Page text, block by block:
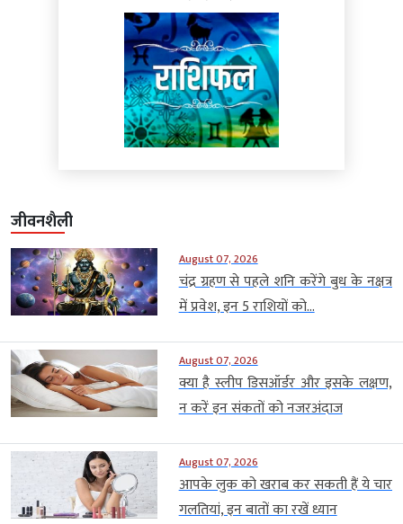
जीवनशैली
August 07, 2026
चंद्र ग्रहण से पहले शनि करेंगे बुध के नक्षत्र
में प्रवेश, इन 5 राशियों को...
August 07, 2026
क्या है स्लीप डिसऑर्डर और इसके लक्षण,
न करें इन संकतों को नजरअंदाज
August 07, 2026
आपके लुक को खराब कर सकती हैं ये चार
गलतियां, इन बातों का रखें ध्यान